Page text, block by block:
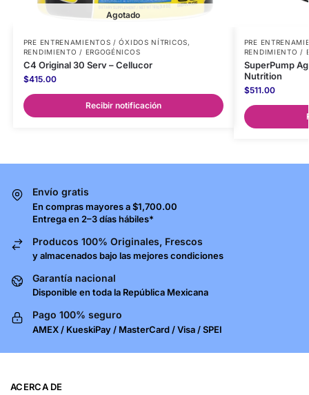
Agotado
PRE ENTRENAMIENTOS / ÓXIDOS NÍTRICOS,
RENDIMIENTO / ERGOGÉNICOS
C4 Original 30 Serv – Cellucor
$415.00
Recibir notificación
PRE
RENDIMIENTO /
SuperPump
Nutrition
$511.00
Envío gratis
En compras mayores a $1,700.00
Entrega en 2–3 días hábiles*
Producos 100% Originales, Frescos
y almacenados bajo las mejores condiciones
Garantía nacional
Disponible en toda la República Mexicana
Pago 100% seguro
AMEX / KueskiPay / MasterCard / Visa / SPEI
ACERCA DE